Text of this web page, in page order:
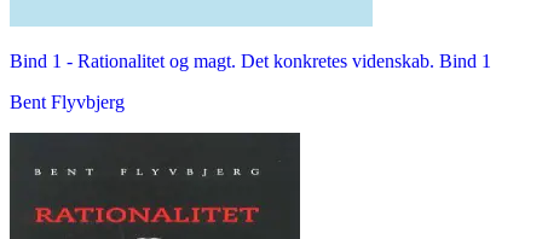
Bind 1 - Rationalitet og magt. Det konkretes videnskab. Bind 1
Bent Flyvbjerg